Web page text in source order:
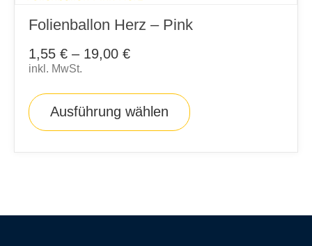
Folienballon Herz – Pink
1,55 € – 19,00 €
inkl. MwSt.
Ausführung wählen